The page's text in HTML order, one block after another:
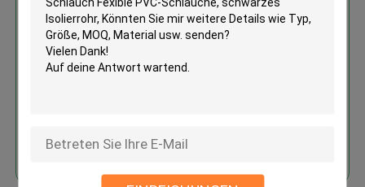
Nicht- Shinkable PVC-Schlauch
Fexible PVC-Schläuche,
Fortsetzen